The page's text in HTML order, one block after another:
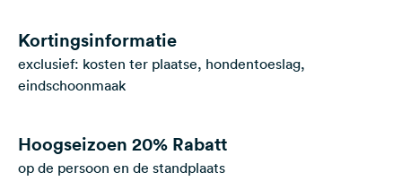
Nieuwsbrief
Taal:
Nederlands
Kortingsinformatie
exclusief: kosten ter plaatse, hondentoeslag,
eindschoonmaak
Hoogseizoen 20% Rabatt
op de persoon en de standplaats